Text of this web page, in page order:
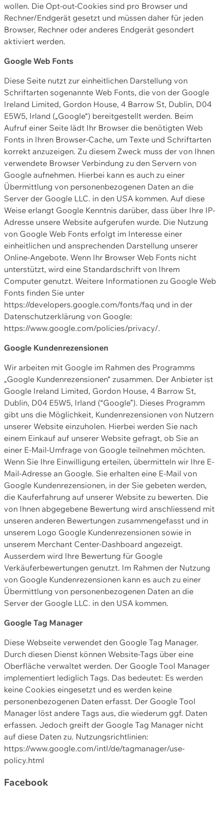
wollen. Die Opt-out-Cookies sind pro Browser und
Rechner/Endgerät gesetzt und müssen daher für jeden
Browser, Rechner oder anderes Endgerät gesondert
aktiviert werden.
Google Web Fonts
Diese Seite nutzt zur einheitlichen Darstellung von
Schriftarten sogenannte Web Fonts, die von der Google
Ireland Limited, Gordon House, 4 Barrow St, Dublin, D04
E5W5, Irland („Google“) bereitgestellt werden. Beim
Aufruf einer Seite lädt Ihr Browser die benötigten Web
Fonts in Ihren Browser-Cache, um Texte und Schriftarten
korrekt anzuzeigen. Zu diesem Zweck muss der von Ihnen
verwendete Browser Verbindung zu den Servern von
Google aufnehmen. Hierbei kann es auch zu einer
Übermittlung von personenbezogenen Daten an die
Server der Google LLC. in den USA kommen. Auf diese
Weise erlangt Google Kenntnis darüber, dass über Ihre IP-
Adresse unsere Website aufgerufen wurde. Die Nutzung
von Google Web Fonts erfolgt im Interesse einer
einheitlichen und ansprechenden Darstellung unserer
Online-Angebote. Wenn Ihr Browser Web Fonts nicht
unterstützt, wird eine Standardschrift von Ihrem
Computer genutzt. Weitere Informationen zu Google Web
Fonts finden Sie unter
https://developers.google.com/fonts/faq und in der
Datenschutzerklärung von Google:
https://www.google.com/policies/privacy/.
Google Kundenrezensionen
Wir arbeiten mit Google im Rahmen des Programms
„Google Kundenrezensionen“ zusammen. Der Anbieter ist
Google Ireland Limited, Gordon House, 4 Barrow St,
Dublin, D04 E5W5, Irland (“Google”). Dieses Programm
gibt uns die Möglichkeit, Kundenrezensionen von Nutzern
unserer Website einzuholen. Hierbei werden Sie nach
einem Einkauf auf unserer Website gefragt, ob Sie an
einer E-Mail-Umfrage von Google teilnehmen möchten.
Wenn Sie Ihre Einwilligung erteilen, übermitteln wir Ihre E-
Mail-Adresse an Google. Sie erhalten eine E-Mail von
Google Kundenrezensionen, in der Sie gebeten werden,
die Kauferfahrung auf unserer Website zu bewerten. Die
von Ihnen abgegebene Bewertung wird anschliessend mit
unseren anderen Bewertungen zusammengefasst und in
unserem Logo Google Kundenrezensionen sowie in
unserem Merchant Center-Dashboard angezeigt.
Ausserdem wird Ihre Bewertung für Google
Verkäuferbewertungen genutzt. Im Rahmen der Nutzung
von Google Kundenrezensionen kann es auch zu einer
Übermittlung von personenbezogenen Daten an die
Server der Google LLC. in den USA kommen.
Google Tag Manager
Diese Webseite verwendet den Google Tag Manager.
Durch diesen Dienst können Website-Tags über eine
Oberfläche verwaltet werden. Der Google Tool Manager
implementiert lediglich Tags. Das bedeutet: Es werden
keine Cookies eingesetzt und es werden keine
personenbezogenen Daten erfasst. Der Google Tool
Manager löst andere Tags aus, die wiederum ggf. Daten
erfassen. Jedoch greift der Google Tag Manager nicht
auf diese Daten zu. Nutzungsrichtlinien:
https://www.google.com/intl/de/tagmanager/use-
policy.html
Facebook